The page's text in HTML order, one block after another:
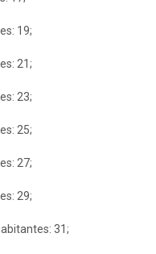
19;
21;
23;
25;
27;
29;
31;